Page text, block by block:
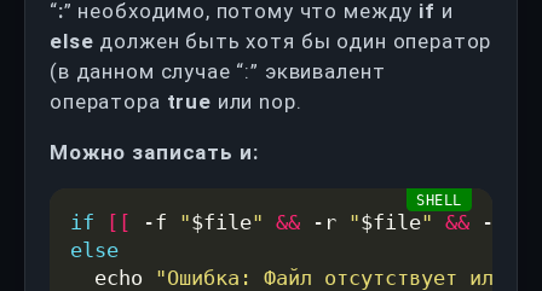
“:” необходимо, потому что между if и
else должен быть хотя бы один оператор
(в данном случае “:” эквивалент
оператора true или nop.
Можно записать и:
if [[ -f "$file" && -r "$file" && -w
else
  echo
"Ошибка: Файл отсутствует или